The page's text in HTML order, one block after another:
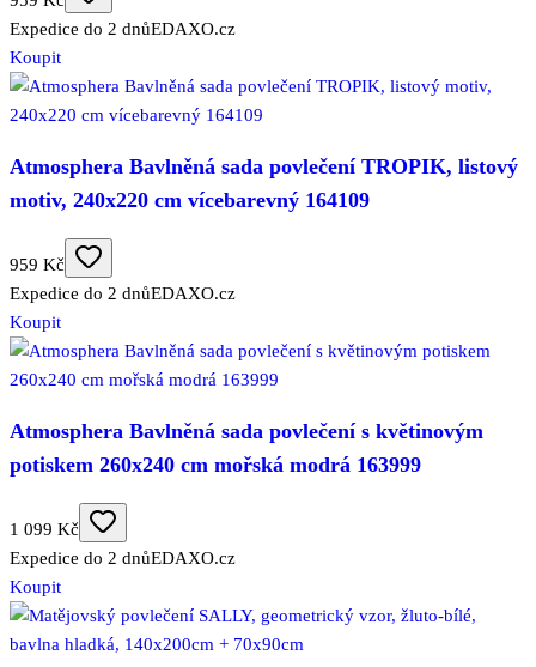
Expedice do 2 dnůEDAXO.cz
Koupit
Atmosphera Bavlněná sada povlečení TROPIK, listový
motiv, 240x220 cm vícebarevný 164109
959 Kč
Expedice do 2 dnůEDAXO.cz
Koupit
Atmosphera Bavlněná sada povlečení s květinovým
potiskem 260x240 cm mořská modrá 163999
1 099 Kč
Expedice do 2 dnůEDAXO.cz
Koupit